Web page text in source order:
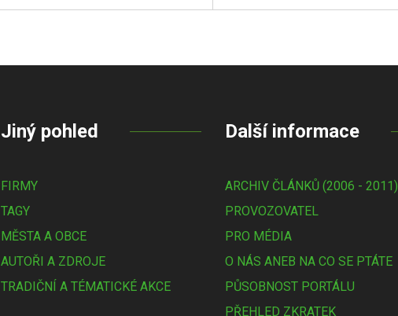
Jiný pohled
FIRMY
TAGY
MĚSTA A OBCE
AUTOŘI A ZDROJE
TRADIČNÍ A TÉMATICKÉ AKCE
Další informace
ARCHIV ČLÁNKŮ (2006 - 2011)
PROVOZOVATEL
PRO MÉDIA
O NÁS ANEB NA CO SE PTÁTE
PŮSOBNOST PORTÁLU
PŘEHLED ZKRATEK